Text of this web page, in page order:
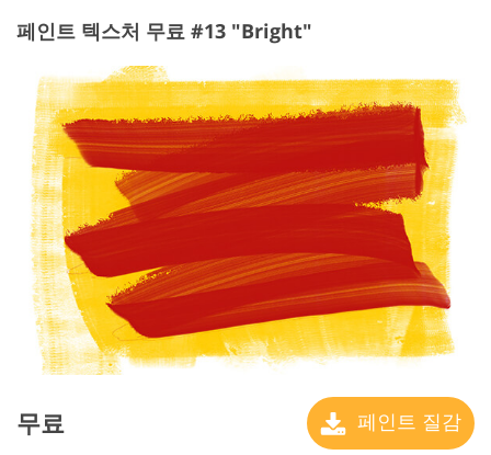
페인트 텍스처 무료 #13 "Bright"
무료 페인트 질감